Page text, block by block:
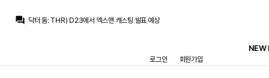
question_answer 닥터 둠:THR) D23에서 엑스맨 캐스팅 발표 예상
최선은 당연히 로드리 그냥 데려오는 거겠지만요.
NEW
로그인 회원가입